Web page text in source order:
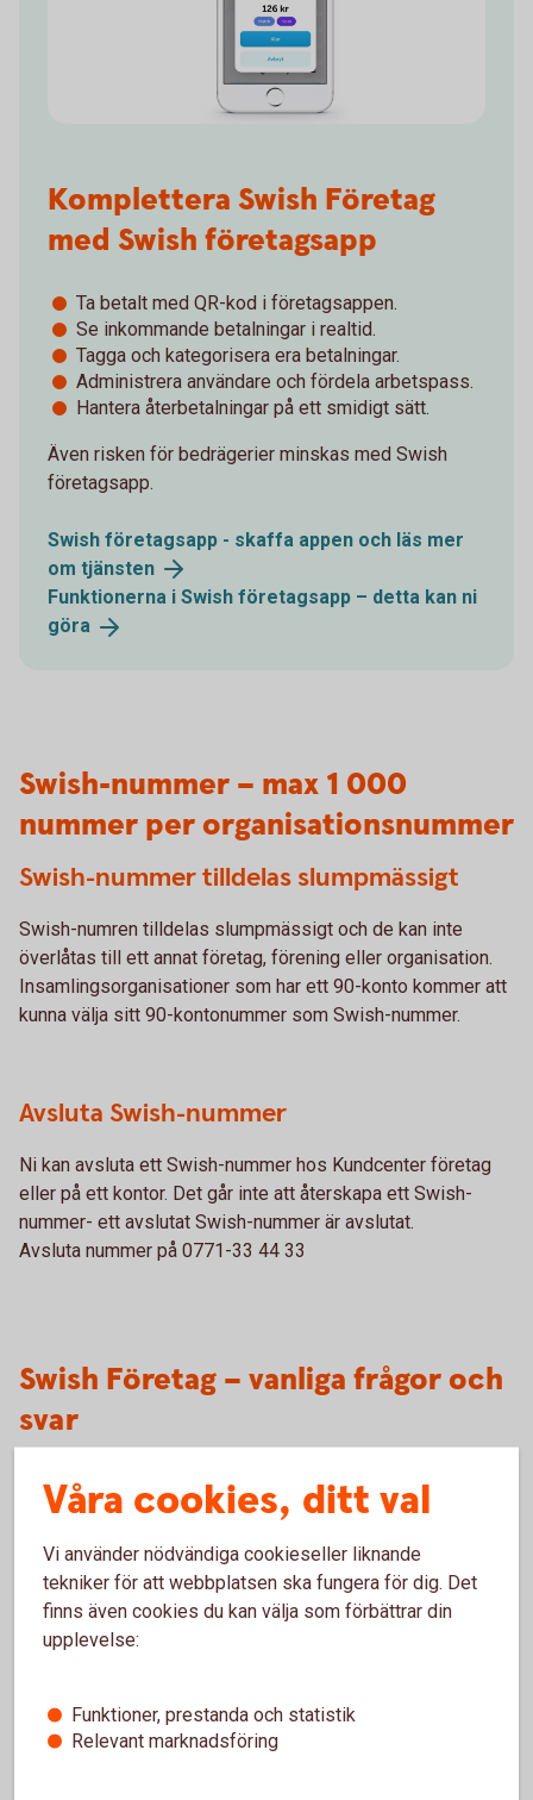
Komplettera Swish Företag
med Swish företagsapp
Ta betalt med QR-kod i företagsappen.
Se inkommande betalningar i realtid.
Tagga och kategorisera era betalningar.
Administrera användare och fördela arbetspass.
Hantera återbetalningar på ett smidigt sätt.
Även risken för bedrägerier minskas med Swish
företagsapp.
Swish företagsapp - skaffa appen och läs mer
om tjänsten
Funktionerna i Swish företagsapp – detta kan ni
göra
Swish-nummer – max 1 000
nummer per organisationsnummer
Swish-nummer tilldelas slumpmässigt
Swish-numren tilldelas slumpmässigt och de kan inte
överlåtas till ett annat företag, förening eller organisation.
Insamlingsorganisationer som har ett 90-konto kommer att
kunna välja sitt 90-kontonummer som Swish-nummer.
Avsluta Swish-nummer
Ni kan avsluta ett Swish-nummer hos Kundcenter företag
eller på ett kontor. Det går inte att återskapa ett Swish-
nummer- ett avslutat Swish-nummer är avslutat.
Avsluta nummer på 0771-33 44 33
Swish Företag – vanliga frågor och
svar
Kom igång
Var kan vi beställa Swish Företag?
Vad behöver jag för behörighet för att beställa
Får notis om att jag saknar rätt behörighet /
inte är ansluten som administratör
Våra cookies, ditt val
Vi använder nödvändiga cookieseller liknande
tekniker för att webbplatsen ska fungera för dig. Det
finns även cookies du kan välja som förbättrar din
upplevelse:
Funktioner, prestanda och statistik
Relevant marknadsföring